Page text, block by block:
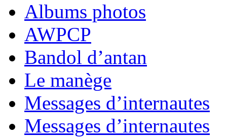
Albums photos
AWPCP
Bandol d’antan
Le manège
Messages d’internautes
Messages d’internautes